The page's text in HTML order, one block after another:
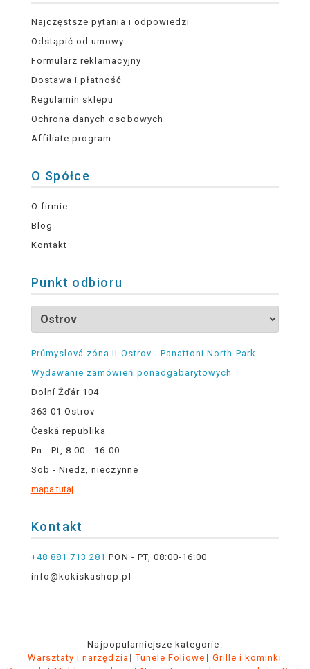
Najczęstsze pytania i odpowiedzi
Odstąpić od umowy
Formularz reklamacyjny
Dostawa i płatność
Regulamin sklepu
Ochrona danych osobowych
Affiliate program
O Spółce
O firmie
Blog
Kontakt
Punkt odbioru
Průmyslová zóna II Ostrov - Panattoni North Park -
Wydawanie zamówień ponadgabarytowych
Dolní Žďár 104
363 01 Ostrov
Česká republika
Pn - Pt, 8:00 - 16:00
Sob - Niedz, nieczynne
mapa tutaj
Kontakt
+48 881 713 281 PON - PT, 08:00-16:00
info@kokiskashop.pl
Najpopularniejsze kategorie:
Warsztaty i narzędzia
Tunele Foliowe
Grille i kominki